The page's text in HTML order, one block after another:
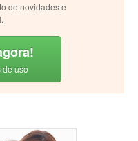
de novidades e
de uso